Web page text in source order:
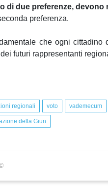
di due preferenze,
preferenza.
che ogni cittadino
futuri rappresentanti
regionali voto vademecum
della Giun